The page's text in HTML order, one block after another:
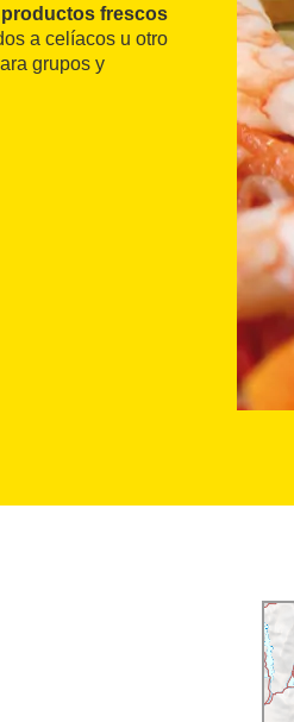
productos frescos
a celíacos u otro
grupos y